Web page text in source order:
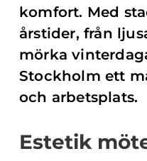
komfort. Med
årstider, från
mörka
Stockholm ett
och arbetsplats.
Estetik